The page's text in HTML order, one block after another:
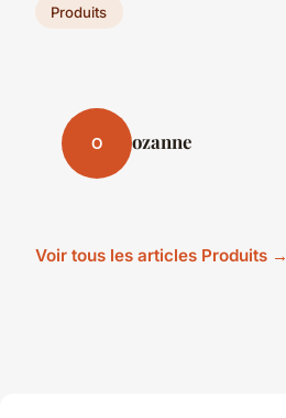
Produits
O ozanne
Voir tous les articles Produits →